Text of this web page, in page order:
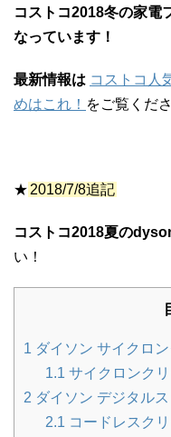
コストコ2018冬の家電
なっています！
最新情報は コストコ人
めはこれ！ をご覧くだ
★ 2018/7/8追記
コストコ2018夏の
い！
1 ダイソン サイクロ
1.1 サイクロンク
2 ダイソン デジタル
2.1 コードレスク